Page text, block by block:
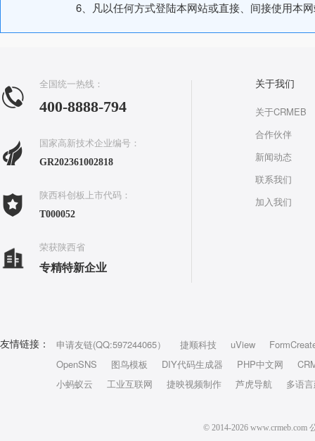
6、凡以任何方式登陆本网站或直接、间接使用本
全国统一热线：
400-8888-794
国家高新技术企业编号：
GR202361002818
陕西科创板上市代码：
T000052
荣获陕西省
专精特新企业
关于我们
关于CRMEB
合作伙伴
新闻动态
联系我们
加入我们
友情链接： 申请友链(QQ:597244065） 捷顺科技 uView
OpenSNS
图鸟模板 DIY代码生成器 PHP中文网
小蚂蚁云
工业互联网 捷映视频制作 芦虎导航 多语
© 2014-2026